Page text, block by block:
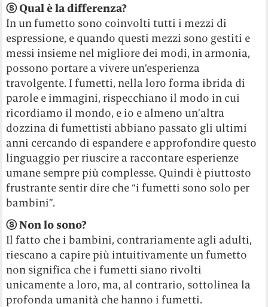
ⓢQual è la differenza?
In un fumetto sono coinvolti tutti i mezzi di
espressione, e quando questi mezzi sono gestiti e
messi insieme nel migliore dei modi, in armonia,
possono portare a vivere un’esperienza
travolgente. I fumetti, nella loro forma ibrida di
parole e immagini, rispecchiano il modo in cui
ricordiamo il mondo, e io e almeno un’altra
dozzina di fumettisti abbiano passato gli ultimi
anni cercando di espandere e approfondire questo
linguaggio per riuscire a raccontare esperienze
umane sempre più complesse. Quindi è piuttosto
frustrante sentir dire che “i fumetti sono solo per
bambini”.
ⓢNon lo sono?
Il fatto che i bambini, contrariamente agli adulti,
riescano a capire più intuitivamente un fumetto
non significa che i fumetti siano rivolti
unicamente a loro, ma, al contrario, sottolinea la
profonda umanità che hanno i fumetti.